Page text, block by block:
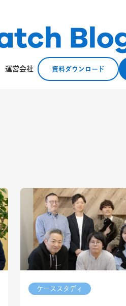
運営会社 資料ダウンロード
ケーススタディ